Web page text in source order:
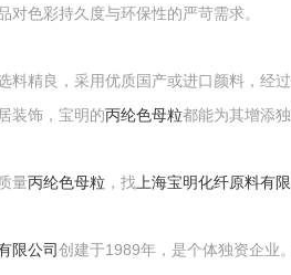
对色彩持久度与环保性的严苛需求。
料精良，采用优质国产或进口颜料，经
装饰，宝明的丙纶色母粒都能为其增添
量丙纶色母粒 ，找 上海宝明化纤原料有
限公司创建于1989年，是个体独资企业